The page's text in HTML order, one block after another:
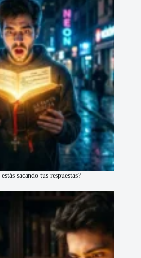
sacando tus respuestas?